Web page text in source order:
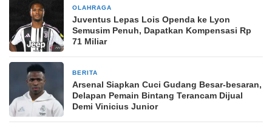
OLAHRAGA
Juventus Lepas Lois Openda ke Lyon
Semusim Penuh, Dapatkan Kompensasi Rp
71 Miliar
BERITA
Arsenal Siapkan Cuci Gudang Besar-besaran,
Delapan Pemain Bintang Terancam Dijual
Demi Vinicius Junior